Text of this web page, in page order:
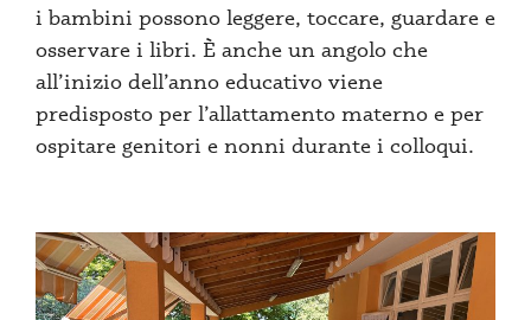
i bambini possono leggere, toccare, guardare e
osservare i libri. È anche un angolo che
all’inizio dell’anno educativo viene
predisposto per l’allattamento materno e per
ospitare genitori e nonni durante i colloqui.